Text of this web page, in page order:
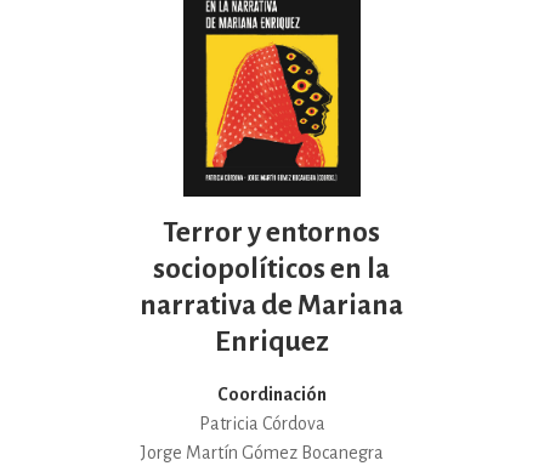
Terror y entornos
sociopolíticos en la
narrativa de Mariana
Enriquez
Coordinación
Patricia Córdova
Jorge Martín Gómez Bocanegra